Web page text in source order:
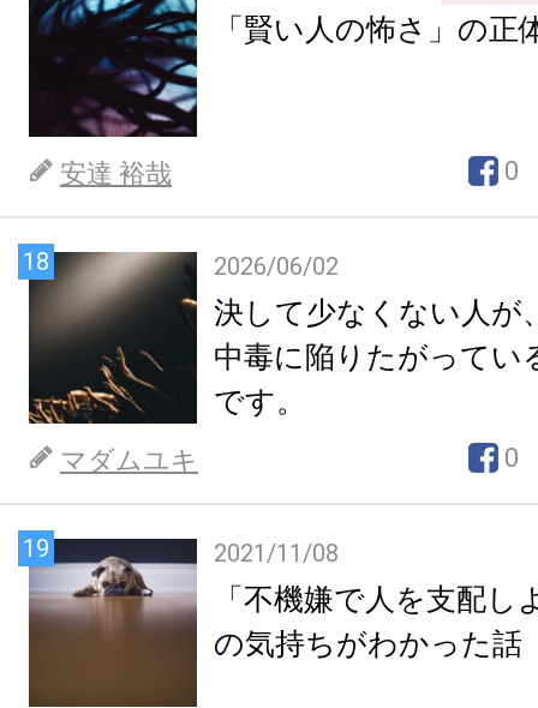
「賢い人の怖さ」の正
安達 裕哉 0
18 2026/06/02
決して少なくない人が
中毒に陥りたがってい
です。
マダムユキ 0
19 2021/11/08
「不機嫌で人を支配し
の気持ちがわかった話